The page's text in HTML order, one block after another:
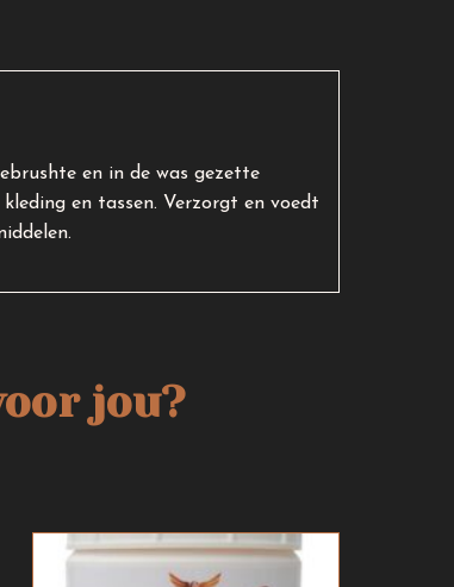
en in de was gezette
en tassen. Verzorgt en voedt
jou?